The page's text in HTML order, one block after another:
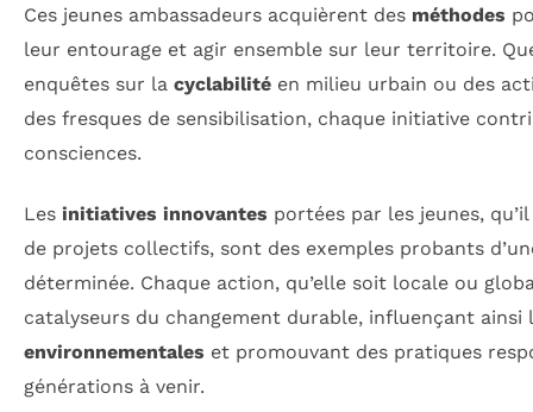
Ces jeunes ambassadeurs acquièrent des méthodes
leur entourage et agir ensemble sur leur territoire.
enquêtes sur la cyclabilité en milieu urbain ou des
des fresques de sensibilisation, chaque initiative
consciences.
Les initiatives innovantes portées par les jeunes, qu’il
de projets collectifs, sont des exemples probants
déterminée. Chaque action, qu’elle soit locale ou
catalyseurs du changement durable, influençant ainsi
environnementales et promouvant des pratiques
générations à venir.